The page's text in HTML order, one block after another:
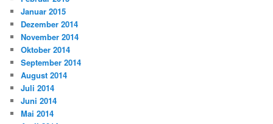
Januar 2015
Dezember 2014
November 2014
Oktober 2014
September 2014
August 2014
Juli 2014
Juni 2014
Mai 2014